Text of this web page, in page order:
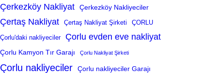
Çerkezköy Nakliyat Çerkezköy Nakliyeciler
Çertaş Nakliyat Çertaş Nakliyat Şirketi ÇORLU
Çorlu'daki nakliyeciler Çorlu evden eve nakliyat
Çorlu Kamyon Tır Garajı Çorlu Nakliyat Şirketi
Çorlu nakliyeciler Çorlu nakliyeciler Garajı